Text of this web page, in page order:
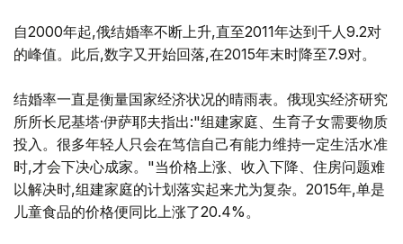
自2000年起,俄结婚率不断上升,直至2011年达到千人9.2对
的峰值。此后,数字又开始回落,在2015年末时降至7.9对。
结婚率一直是衡量国家经济状况的晴雨表。俄现实经济研究
所所长尼基塔·伊萨耶夫指出:"组建家庭、生育子女需要物质
投入。很多年轻人只会在笃信自己有能力维持一定生活水准
时,才会下决心成家。"当价格上涨、收入下降、住房问题难
以解决时,组建家庭的计划落实起来尤为复杂。2015年,单是
儿童食品的价格便同比上涨了20.4%。